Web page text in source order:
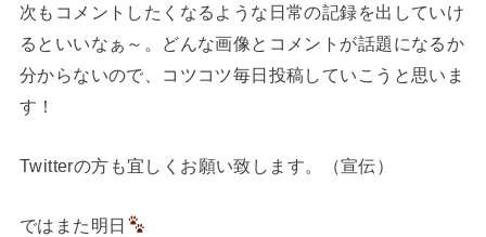
次もコメントしたくなるような日常の記録を出していけ
るといいなぁ～。どんな画像とコメントが話題になるか
分からないので、コツコツ毎日投稿していこうと思いま
す！
Twitterの方も宜しくお願い致します。（宣伝）
ではまた明日